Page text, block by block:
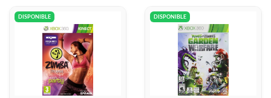
DISPONIBLE DISPONIBLE